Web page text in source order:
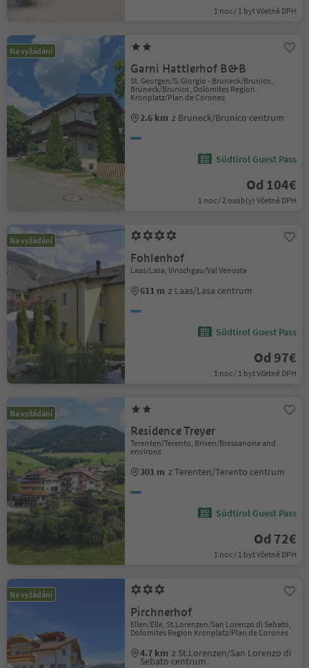
1 noc / 1 byt Včetně DPH
Na vyžádání
Garni Hattlerhof B&B
St. Georgen/S. Giorgio - Bruneck/Brunico,
Bruneck/Brunico, Dolomites Region
Kronplatz/Plan de Corones
2.6 km z Bruneck/Brunico centrum
Südtirol Guest Pass
Od 104€
1 noc / 2 osob(y) Včetně DPH
Na vyžádání
Fohlenhof
Laas/Lasa, Vinschgau/Val Venosta
611 m z Laas/Lasa centrum
Südtirol Guest Pass
Od 97€
1 noc / 1 byt Včetně DPH
Na vyžádání
Residence Treyer
Terenten/Terento, Brixen/Bressanone and
environs
301 m z Terenten/Terento centrum
Südtirol Guest Pass
Od 72€
1 noc / 1 byt Včetně DPH
Na vyžádání
Pirchnerhof
Ellen/Elle, St.Lorenzen/San Lorenzo di Sebato,
Dolomites Region Kronplatz/Plan de Corones
4.7 km z St.Lorenzen/San Lorenzo di
Sebato centrum